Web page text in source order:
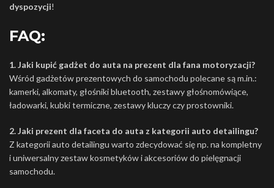
dyspozycji!
FAQ:
1. Jaki kupić gadżet do auta na prezent dla fana motoryzacji?
Wśród gadżetów prezentowych do samochodu polecane są m.in.:
kamerki, alkomaty, głośniki bluetooth, zestawy głośnomówiące,
ładowarki, kubki termiczne, zestawy kluczy czy prostowniki.
2. Jaki prezent dla faceta do auta z kategorii auto detailingu?
Z kategorii auto detailingu warto zdecydować się np. na kompletny
i uniwersalny zestaw kosmetyków i akcesoriów do pielęgnacji
samochodu.